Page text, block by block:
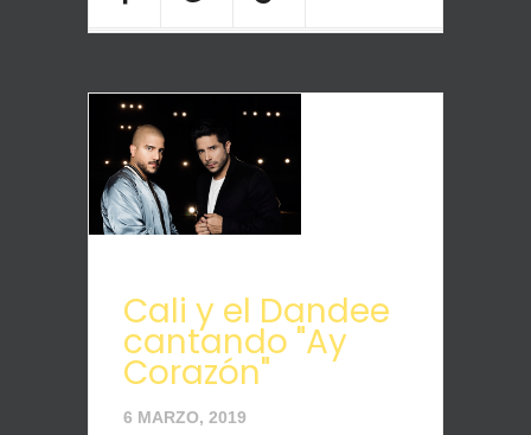
Cali y el Dandee
cantando "Ay
Corazón"
6 MARZO, 2019